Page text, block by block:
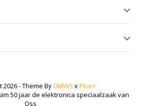
- Theme ByDMWS xPlus+
50 jaar de elektronica speciaalzaak van
Oss